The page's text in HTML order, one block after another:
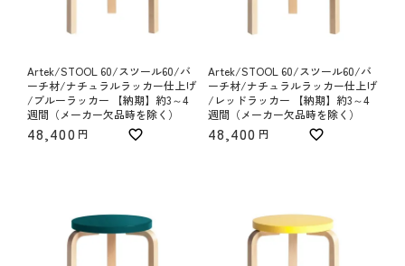
Artek/STOOL 60/スツール60/バ
ーチ材/ナチュラルラッカー仕上げ
/ブルーラッカー 【納期】約3～4
週間（メーカー欠品時を除く）
48,400
Artek/STOOL 60/スツール60/バ
ーチ材/ナチュラルラッカー仕上げ
/レッドラッカー 【納期】約3～4
週間（メーカー欠品時を除く）
48,400